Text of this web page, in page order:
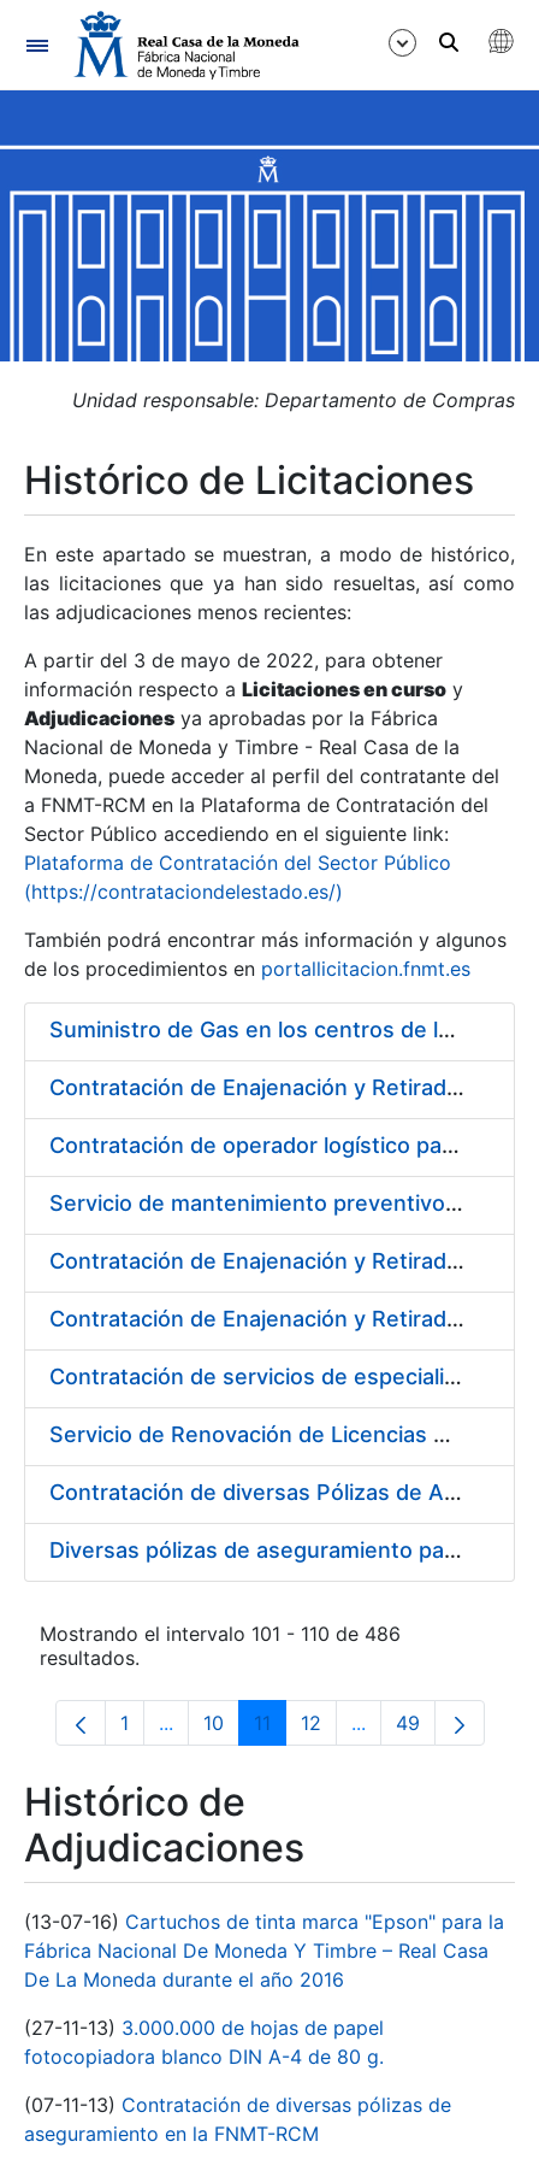
Navegación
Mostrar/Ocultar
Mostrar/Ocultar
Mostrar/Ocultar
Mostrar/Ocultar
Mostrar/Ocultar
Mostrar/Ocultar
Unidad responsable: Departamento de Compras
Histórico de Licitaciones
En este apartado se muestran, a modo de histórico,
las licitaciones que ya han sido resueltas, así como
las adjudicaciones menos recientes:
A partir del 3 de mayo de 2022, para obtener
información respecto a Licitaciones en curso y
Adjudicaciones ya aprobadas por la Fábrica
Nacional de Moneda y Timbre - Real Casa de la
Moneda, puede acceder al perfil del contratante del
a FNMT-RCM en la Plataforma de Contratación del
Sector Público accediendo en el siguiente link:
Plataforma de Contratación del Sector Público
(https://contrataciondelestado.es/)
También podrá encontrar más información y algunos
de los procedimientos en portallicitacion.fnmt.es
Suministro de Gas en los centros de la FNMT-RCM de Madrid y Burgos, durante el año 2020
Contratación de Enajenación y Retirada de Recortes Sobrantes y Desperdicios de Papel Impreso y no Impreso durante el Año 2020
Contratación de operador logístico para distintos servicios de transporte de seguridad de mercancías de la Fábrica Nacional de Moneda y Timbre - Real Casa de la Moneda
Servicio de mantenimiento preventivo de la instalación del sistema centralizado de recogida de papelote de timbre e imprenta
Contratación de Enajenación y Retirada de Residuos de PVC, Policarbonato y Plásticos durante el año 2020
Contratación de Enajenación y Retirada de Chatarra de Hierro, Acero y Chapa de la RCM-FNMT
Contratación de servicios de especialistas técnicos en prevención y extinción de incendios para los centros de Madrid y Burgos de la FNMT-RCM
Servicio de Renovación de Licencias Adobe
Contratación de diversas Pólizas de Aseguramiento para la Fábrica Nacional de Moneda y Timbre - Real Casa de la Moneda
Diversas pólizas de aseguramiento para la Fábrica Nacional de Moneda y Timbre - Real Casa de la Moneda
Mostrando el intervalo 101 - 110 de 486
resultados.
Página
1 ...Páginas intermedias Use TAB para
Página
10 Página
11 Página
12 ...PáginasPágina
49
Histórico de
Adjudicaciones
(13-07-16) Cartuchos de tinta marca "Epson" para la
Fábrica Nacional De Moneda Y Timbre – Real Casa
De La Moneda durante el año 2016
(27-11-13) 3.000.000 de hojas de papel
fotocopiadora blanco DIN A-4 de 80 g.
(07-11-13) Contratación de diversas pólizas de
aseguramiento en la FNMT-RCM